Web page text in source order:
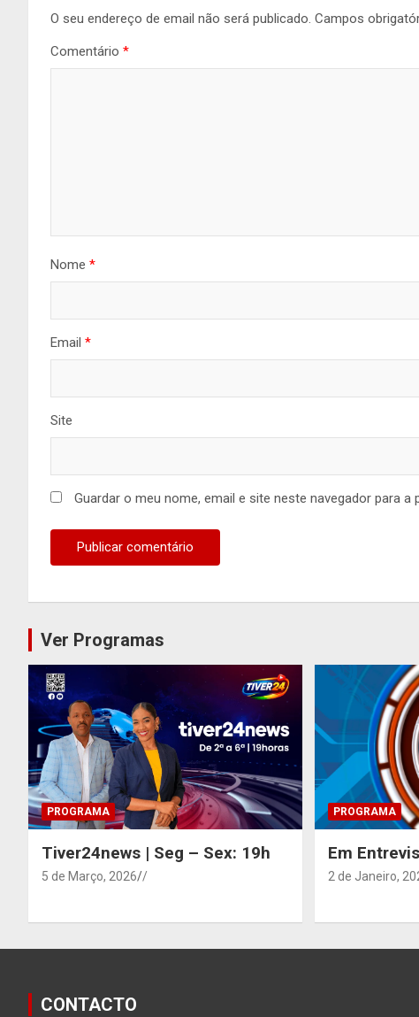
O seu endereço de email não será publicado. Campos
Comentário *
Nome *
Email *
Site
Guardar o meu nome, email e site neste navegador para a
Ver Programas
PROGRAMA
Tiver24news | Seg – Sex: 19h
5 de Março, 2026 /
PROGRAMA
Em
2 de Janeiro,
CONTACTO